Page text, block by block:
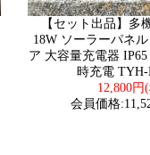
【セット出品】多
18W ソーラーパネ
ア 大容量充電器
時充電
12,800円
会員価格